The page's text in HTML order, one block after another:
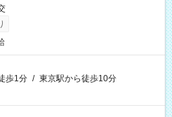
歩1分 / 東京駅から徒歩10分